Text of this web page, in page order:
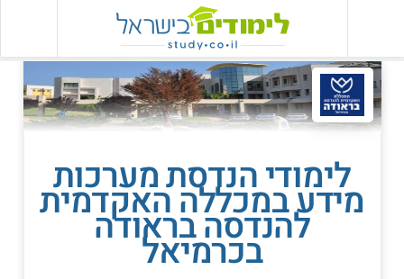
לימודי הנדסת מערכות
מידע במכללה האקדמית
להנדסה בראודה
בכרמיאל